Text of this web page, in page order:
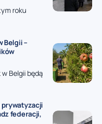
roku
Belgii –
Belgii będą
prywatyzacji
federacji,